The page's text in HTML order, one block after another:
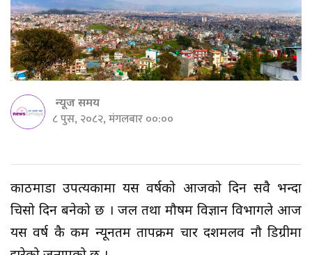
न्यूज समय
८ पुस, २०८२, मंगलबार ००:००
काठमाडौं उपत्यकामा यस वर्षको आजको दिन सवै भन्दा
चिसो दिन बनेको छ । जल तथा मौषम विज्ञान विभागले आज
यस वर्ष कै कम न्यूनतम तापक्रम चार दशमलव नौ डिग्रीमा